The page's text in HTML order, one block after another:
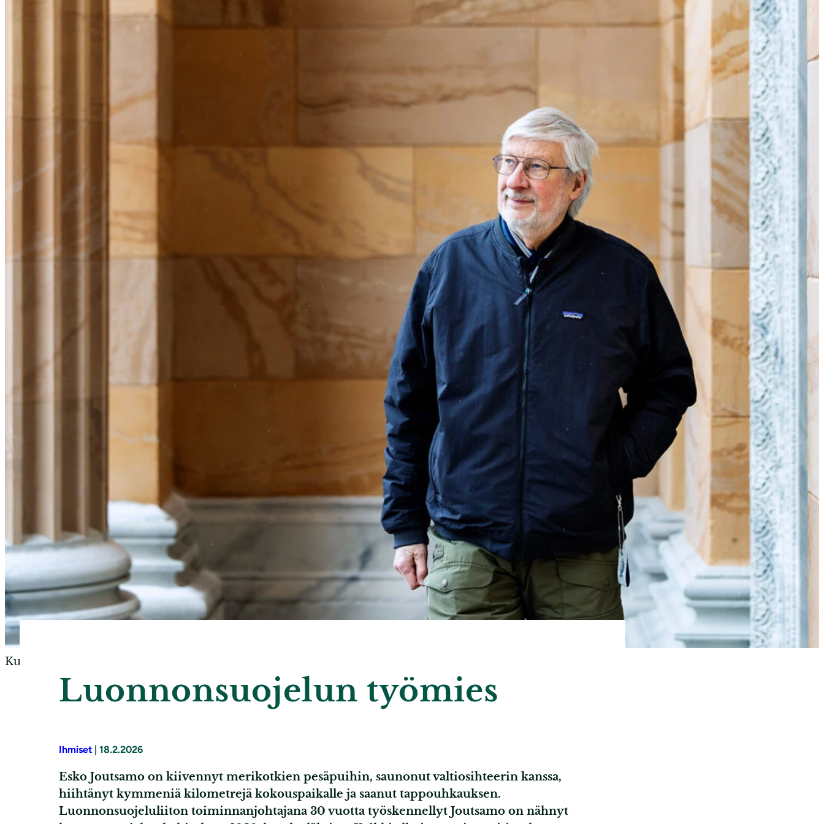
Kuva Susanna Kekkonen
Luonnonsuojelun työmies
Ihmiset | 18.2.2026
Esko Joutsamo on kiivennyt merikotkien pesäpuihin, saunonut valtiosihteerin kanssa,
hiihtänyt kymmeniä kilometrejä kokouspaikalle ja saanut tappouhkauksen.
Luonnonsuojeluliiton toiminnanjohtajana 30 vuotta työskennellyt Joutsamo on nähnyt